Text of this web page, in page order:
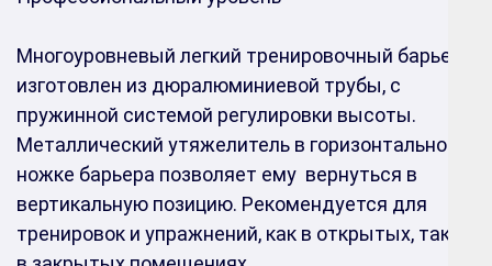
Многоуровневый легкий тренировочный барьер,
изготовлен из дюралюминиевой трубы, с
пружинной системой регулировки высоты.
Металлический утяжелитель в горизонтальной
ножке барьера позволяет ему вернуться в
вертикальную позицию. Рекомендуется для
тренировок и упражнений, как в открытых, так и